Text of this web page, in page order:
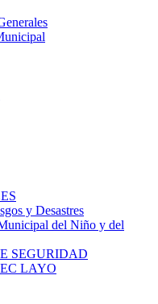
y Desastres
del Niño y del
SEGURIDAD
LAYO